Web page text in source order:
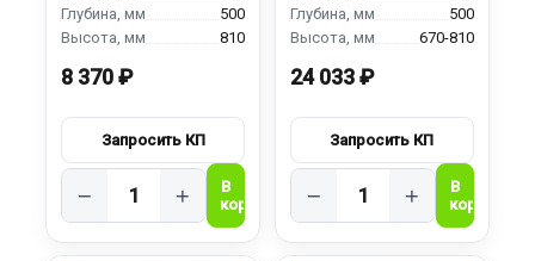
500
810
8 370 ₽
− +
500
670-810
24 033 ₽
− +